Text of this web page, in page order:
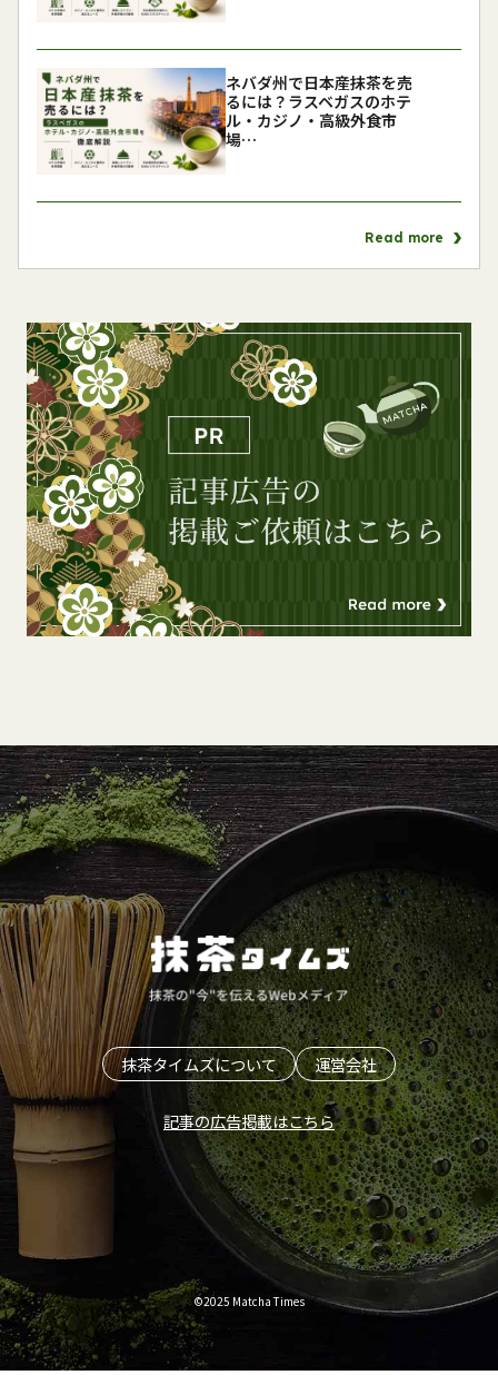
ネバダ州で日本産抹茶を売
るには？ラスベガスのホテ
ル・カジノ・高級外食市
場…
Read more
抹茶タイムズについて 運営会社
記事の広告掲載はこちら
©2025 Matcha Times